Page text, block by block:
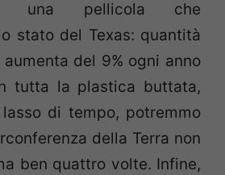
una pellicola che
stato del Texas: quantità
del 9% ogni anno
tutta la plastica buttata,
di tempo, potremmo
della Terra non
ben quattro volte. Infine,